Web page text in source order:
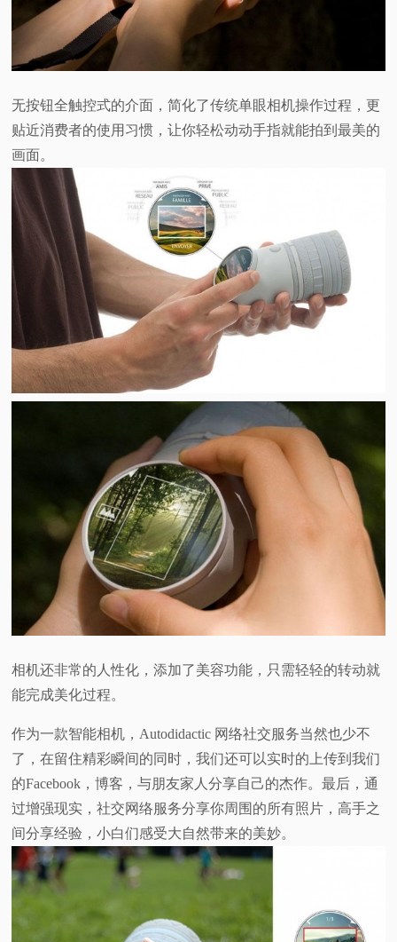
无按钮全触控式的介面，简化了传统单眼相机操作过程，更
贴近消费者的使用习惯，让你轻松动动手指就能拍到最美的
画面。
相机还非常的人性化，添加了美容功能，只需轻轻的转动就
能完成美化过程。
作为一款智能相机，Autodidactic 网络社交服务当然也少不
了，在留住精彩瞬间的同时，我们还可以实时的上传到我们
的Facebook，博客，与朋友家人分享自己的杰作。最后，通
过增强现实，社交网络服务分享你周围的所有照片，高手之
间分享经验，小白们感受大自然带来的美妙。